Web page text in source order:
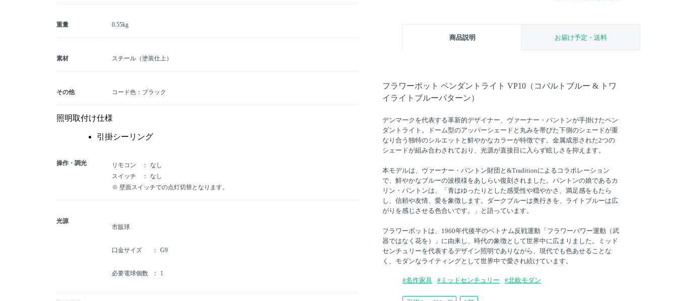
商品説明 お届け予定・送料
フラワーポット ペンダントライト VP10（コバルトブルー & トワ
イライトブルーパターン）
デンマークを代表する革新的デザイナー、ヴァーナー・パントンが手掛けたペン
ダントライト。ドーム型のアッパーシェードと丸みを帯びた下側のシェードが重
なり合う独特のシルエットと鮮やかなカラーが特徴です。金属成形された2つの
シェードが組み合わされており、光源が直接目に入らず眩しさを抑えます。
本モデルは、ヴァーナー・パントン財団と&Traditionによるコラボレーション
で、鮮やかなブルーの波模様をあしらい復刻されました。パントンの娘であるカ
リン・パントンは、「青はゆったりとした感受性や穏やかさ、満足感をもたら
し、信頼や友情、愛を象徴します。ダークブルーは奥行きを、ライトブルーは広
がりを感じさせる色合いです。」と語っています。
フラワーポットは、1960年代後半のベトナム反戦運動「フラワーパワー運動（武
器ではなく花を）」に由来し、時代の象徴として世界中に広まりました。ミッド
センチュリーを代表するデザイン照明でありながら、現代でも色あせることな
く、モダンなライティングとして世界中で愛され続けています。
#名作家具 #ミッドセンチュリー #北欧モダン
重量 0.55kg
素材 スチール（塗装仕上）
その他 コード色：ブラック
照明取付け仕様
引掛シーリング
操作・調光 リモコン
なし
スイッチ
なし
※ 壁面スイッチでの点灯切替となります。
光源
市販球
口金サイズ G9
必要電球個数 1